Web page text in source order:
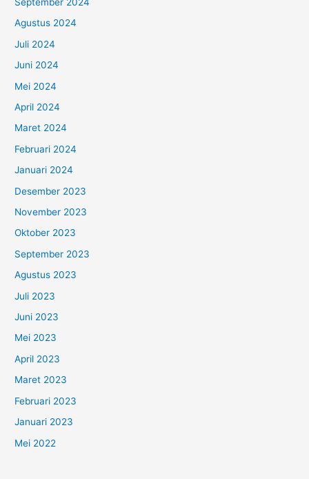
Agustus 2024
Juli 2024
Juni 2024
Mei 2024
April 2024
Maret 2024
Februari 2024
Januari 2024
Desember 2023
November 2023
Oktober 2023
September 2023
Agustus 2023
Juli 2023
Juni 2023
Mei 2023
April 2023
Maret 2023
Februari 2023
Januari 2023
Mei 2022